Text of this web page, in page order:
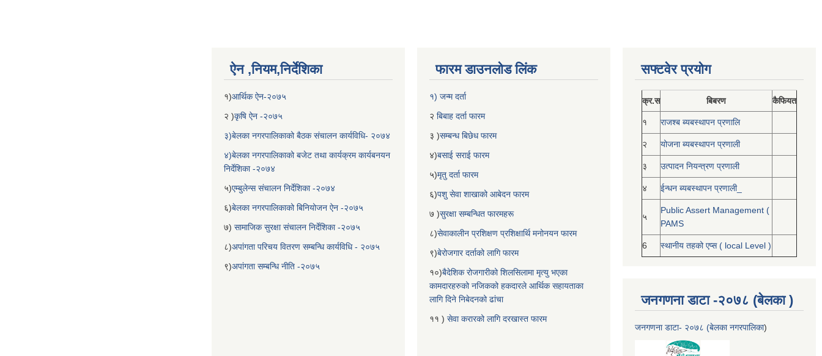
ऐन ,नियम,निर्देशिका
१)आर्थिक ऐन-२०७५
२ )कृषि ऐन -२०७५
३)बेलका नगरपालिकाको बैठक संचालन कार्यविधि- २०७४
४)बेलका नगरपालिकाको बजेट तथा कार्यक्रम कार्यबनयन
निर्देशिका -२०७४
५)एम्बुलेन्स संचालन निर्देशिका -२०७४
६)बेलका नगरपालिकाको बिनियोजन ऐन -२०७५
७) सामाजिक सुरक्षा संचालन निर्देशिका -२०७५
८)अपांगता परिचय वितरण सम्बन्धि कार्यविधि - २०७५
९)अपांगता सम्बन्धि नीति -२०७५
फारम डाउनलोड लिंक
१) जन्म दर्ता
२ बिबाह दर्ता फारम
३ )सम्बन्ध बिछेध फारम
४)बसाई सराई फारम
५)मृतु दर्ता फारम
६)पशु सेवा शाखाको आबेदन फारम
७ )सुरक्षा सम्बन्धित फारमहरू
८)सेवाकालीन प्रशिक्षण प्रशिक्षार्थि मनोनयन फारम
९)बेरोजगार दर्ताको लागि फारम
१०)बैदेशिक रोजगारीको शिलसिलामा मृत्यु भएका
कामदारहरुको नजिकको हकदारले आर्थिक सहायताका
लागि दिने निबेदनको ढांचा
११ ) सेवा करारको लागि दरखास्त फारम
सफ्टवेर प्रयोग
क्र.स बिबरण कैफियत
१ राजश्ब ब्यबस्थापन प्रणालि
२ योजना ब्यबस्थापन प्रणाली
३ उत्पादन नियन्त्रण प्रणाली
४ ईन्धन ब्यबस्थापन प्रणाली_
५
Public Assert Management (
PAMS
6 स्थानीय तहको एप्स ( local Level )
जनगणना डाटा -२०७८ (बेलका )
जनगणना डाटा- २०७८ (बेलका नगरपालिका)